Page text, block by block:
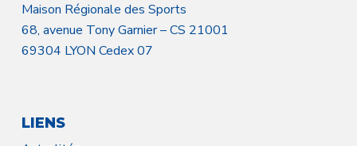
Maison Régionale des Sports
68, avenue Tony Garnier – CS 21001
69304 LYON Cedex 07
LIENS